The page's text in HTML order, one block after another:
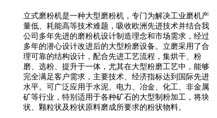
立式磨粉机是一种大型磨粉机，专门为解决工业磨机产
量低、耗能高等技术难题，吸收欧洲先进技术并结合我
公司多年先进的磨粉机设计制造理念和市场需求，经过
多年的潜心设计改进后的大型粉磨设备。立磨采用了合
理可靠的结构设计，配合先进工艺流程，集烘干、粉
磨、选粉、提升于一体，尤其在大型粉磨工艺中，能够
完全满足客户需求，主要技术、经济指标达到国际先进
水平。可广泛应用于水泥、电力、冶金、化工、非金属
矿等行业，特别适用于各种矿石的大型制粉加工，将块
状、颗粒状及粉状原料磨成所要求的粉状物料。